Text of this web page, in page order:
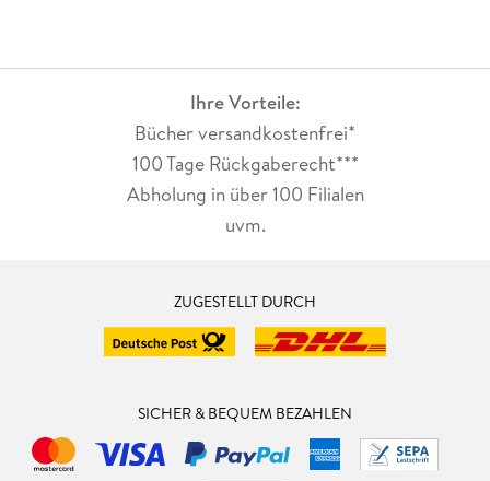
Ihre Vorteile:
Bücher versandkostenfrei*
100 Tage Rückgaberecht***
Abholung in über 100 Filialen
uvm.
ZUGESTELLT DURCH
SICHER & BEQUEM BEZAHLEN